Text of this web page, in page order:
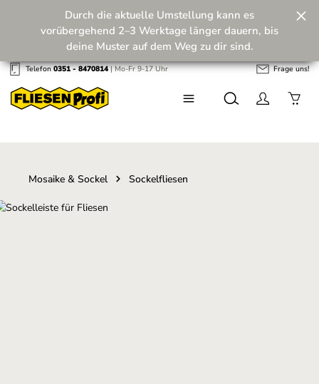
Zum Hauptinhalt springen
Zukunft! 💪
Durch die aktuelle Umstellung kann es
vorübergehend 2–3 Werktage länger dauern, bis
deine Muster auf dem Weg zu dir sind.
Telefon0351 - 8470814| Mo-Fr 9-17 Uhr Frage uns!
Mosaike & Sockel Sockelfliesen
Bildergalerie überspringen